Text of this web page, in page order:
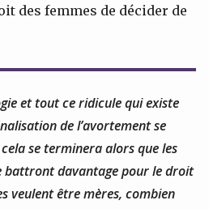
des femmes de décider de
et tout ce ridicule qui existe
de l’avortement se
se terminera alors que les
battront davantage pour le droit
veulent être mères, combien